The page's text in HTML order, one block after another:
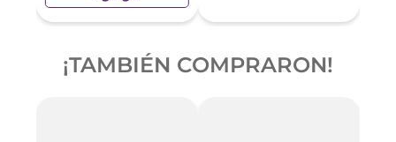
¡TAMBIÉN COMPRARON!